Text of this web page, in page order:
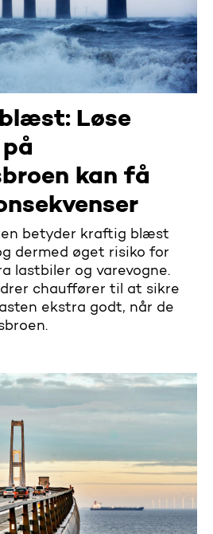
Løse
kan få
betyder kraftig blæst
dermed øget risiko for
lastbiler og varevogne.
chauffører til at sikre
ekstra godt, når de